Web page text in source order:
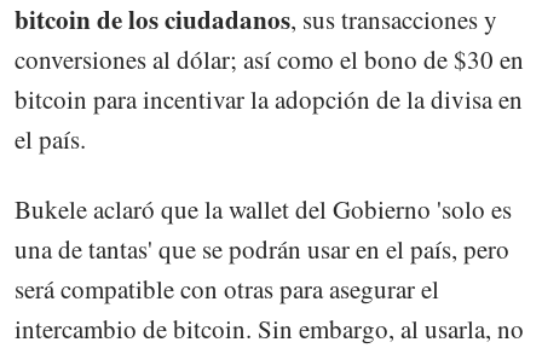
bitcoin de los ciudadanos, sus transacciones y
conversiones al dólar; así como el bono de $30 en
bitcoin para incentivar la adopción de la divisa en
el país.
Bukele aclaró que la wallet del Gobierno 'solo es
una de tantas' que se podrán usar en el país, pero
será compatible con otras para asegurar el
intercambio de bitcoin. Sin embargo, al usarla, no